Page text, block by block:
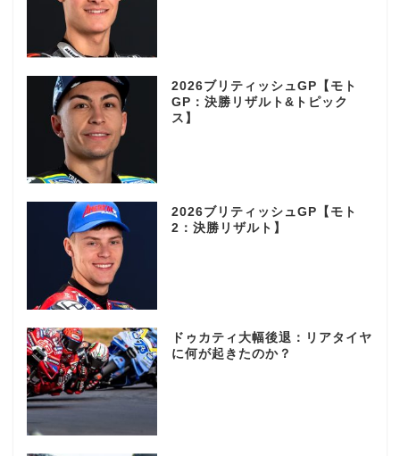
2026ブリティッシュGP【モト
GP：決勝リザルト&トピック
ス】
2026ブリティッシュGP【モト
2：決勝リザルト】
ドゥカティ大幅後退：リアタイヤ
に何が起きたのか？